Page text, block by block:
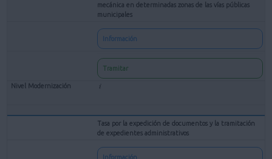
mecánica en determinadas zonas de las vías públicas
municipales
Información
Tramitar
Tasa por la expedición de documentos y la tramitación
de expedientes administrativos
Información